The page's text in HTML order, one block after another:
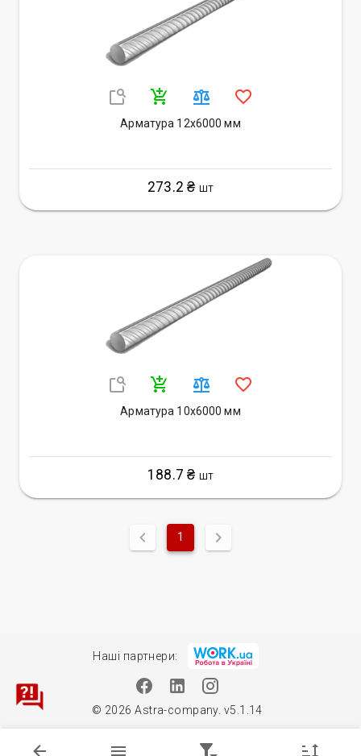
Арматура 12х6000 мм
273.2 ₴ ШТ
Арматура 10х6000 мм
188.7 ₴ ШТ
1
Наші партнери:
© 2026 Astra-company. v5.1.14